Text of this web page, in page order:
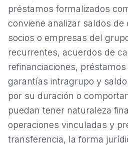
préstamos formalizados
conviene analizar saldos de
socios o empresas del
recurrentes, acuerdos de
refinanciaciones,
garantías intragrupo y
por su duración o
puedan tener naturaleza
operaciones vinculadas y
transferencia, la forma